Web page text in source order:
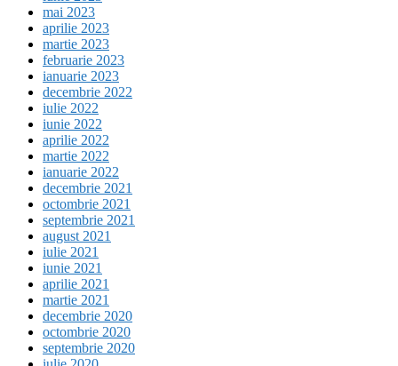
mai 2023
aprilie 2023
martie 2023
februarie 2023
ianuarie 2023
decembrie 2022
iulie 2022
iunie 2022
aprilie 2022
martie 2022
ianuarie 2022
decembrie 2021
octombrie 2021
septembrie 2021
august 2021
iulie 2021
iunie 2021
aprilie 2021
martie 2021
decembrie 2020
octombrie 2020
septembrie 2020